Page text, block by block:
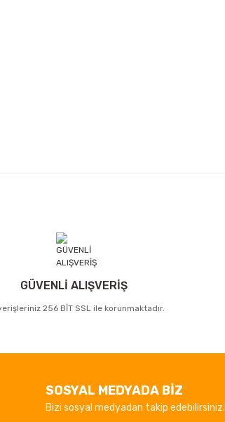
GÜVENLİ ALIŞVERİŞ
256 BİT SSL ile korunmaktadır.
SOSYAL MEDYADA BİZ
Bizi sosyal medyadan takip edebilirsiniz.